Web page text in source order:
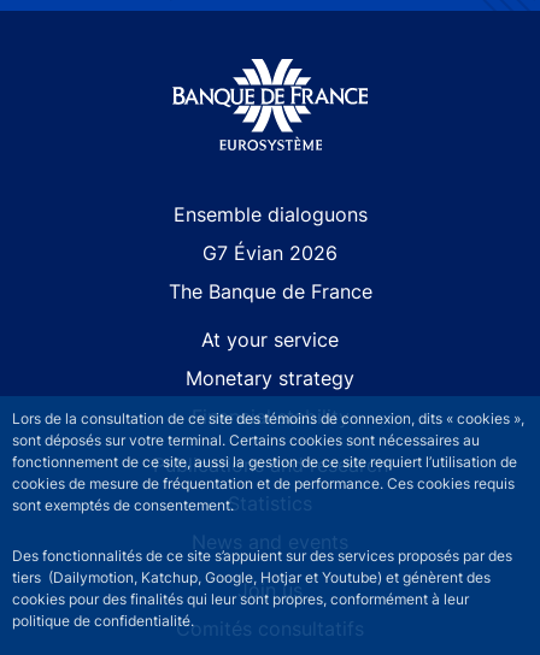
Lors de la consultation de ce site des témoins de connexion, dits « cookies »,
sont déposés sur votre terminal. Certains cookies sont nécessaires au
fonctionnement de ce site, aussi la gestion de ce site requiert l’utilisation de
cookies de mesure de fréquentation et de performance. Ces cookies requis
sont exemptés de consentement.
Des fonctionnalités de ce site s’appuient sur des services proposés par des
tiers (Dailymotion, Katchup, Google, Hotjar et Youtube) et génèrent des
cookies pour des finalités qui leur sont propres, conformément à leur
politique de confidentialité.
Ensemble dialoguons
G7 Évian 2026
The Banque de France
At your service
Monetary strategy
Financial stability
Publications and research
Statistics
News and events
Join us
Comités consultatifs